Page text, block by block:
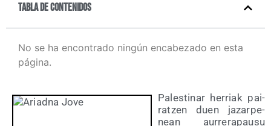
Tabla de contenidos
No se ha encontrado ningún encabezado en esta
página.
Pales­ti­nar herriak pai­
ratzen duen jazar­pe­
nean aurre­ra­pau­su